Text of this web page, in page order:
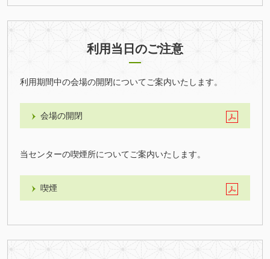
利用当日のご注意
利用期間中の会場の開閉についてご案内いたします。
会場の開閉
当センターの喫煙所についてご案内いたします。
喫煙